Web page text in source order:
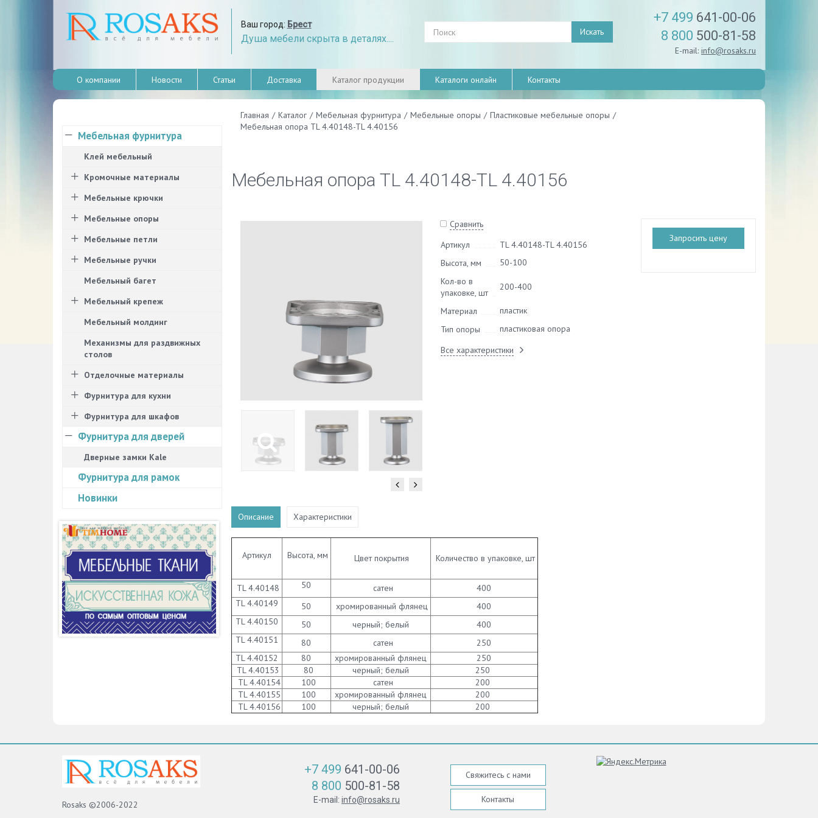
Ваш город: Брест
Душа мебели скрыта в деталях....
Искать
+7 499 641-00-06
8 800 500-81-58
E-mail: info@rosaks.ru
О компании Новости Статьи Доставка Каталог продукции Каталоги онлайн Контакты
Главная / Каталог / Мебельная фурнитура / Мебельные опоры / Пластиковые мебельные опоры /
Мебельная опора TL 4.40148-TL 4.40156
Мебельная опора TL 4.40148-TL 4.40156
Сравнить
Артикул
TL 4.40148-TL 4.40156
Высота, мм
50-100
Кол-во в
упаковке, шт
200-400
Материал
пластик
Тип опоры
пластиковая опора
Все характеристики
Запросить цену
Описание Характеристики
Артикул Высота, мм Цвет покрытия Количество в упаковке, шт
TL 4.40148 50 сатен
400
TL 4.40149
50 хромированный флянец
400
TL 4.40150
50 черный; белый
400
TL 4.40151
80 сатен
250
TL 4.40152
80 хромированный флянец
250
TL 4.40153
80 черный; белый
250
TL 4.40154
100 сатен
200
TL 4.40155
100 хромированный флянец
200
TL 4.40156
100 черный; белый 200
Мебельная фурнитура
Клей мебельный
Кромочные материалы
Мебельные крючки
Мебельные опоры
Мебельные петли
Мебельные ручки
Мебельный багет
Мебельный крепеж
Мебельный молдинг
Механизмы для раздвижных
столов
Отделочные материалы
Фурнитура для кухни
Фурнитура для шкафов
Фурнитура для дверей
Дверные замки Kale
Фурнитура для рамок
Новинки
Rosaks ©2006-2022
+7 499 641-00-06
8 800 500-81-58
E-mail: info@rosaks.ru
Свяжитесь с нами
Контакты